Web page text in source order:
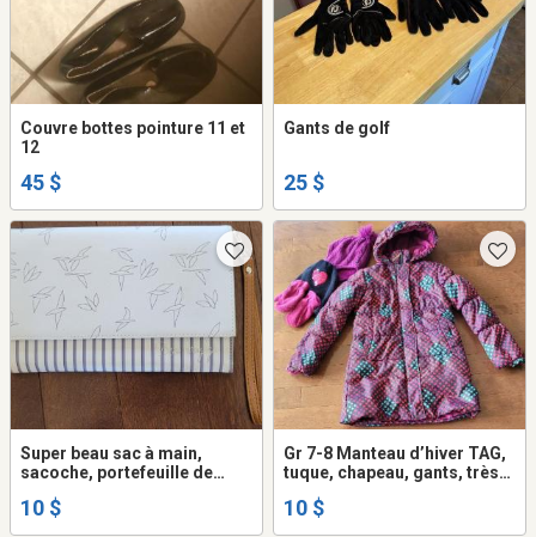
Couvre bottes pointure 11 et
12
45 $
Gants de golf
25 $
Super beau sac à main,
sacoche, portefeuille de
compartiments, couleurs
10 $
Gr 7-8 Manteau d’hiver TAG,
tuque, chapeau, gants, très
10 $